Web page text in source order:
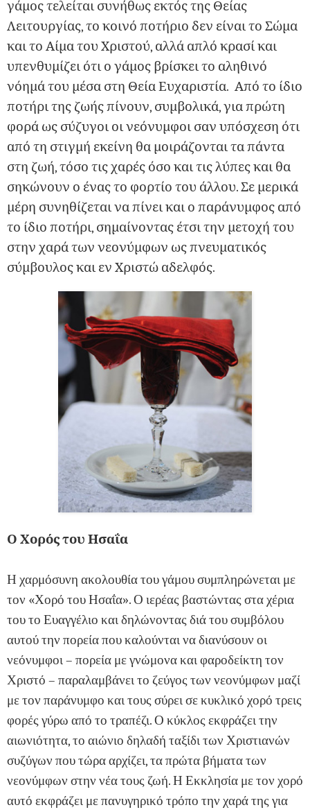
γάμος τελείται συνήθως εκτός της Θείας
Λειτουργίας, το κοινό ποτήριο δεν είναι το Σώμα
και το Αίμα του Χριστού, αλλά απλό κρασί και
υπενθυμίζει ότι ο γάμος βρίσκει το αληθινό
νόημά του μέσα στη Θεία Ευχαριστία. Από το ίδιο
ποτήρι της ζωής πίνουν, συμβολικά, για πρώτη
φορά ως σύζυγοι οι νεόνυμφοι σαν υπόσχεση ότι
από τη στιγμή εκείνη θα μοιράζονται τα πάντα
στη ζωή, τόσο τις χαρές όσο και τις λύπες και θα
σηκώνουν ο ένας το φορτίο του άλλου. Σε μερικά
μέρη συνηθίζεται να πίνει και ο παράνυμφος από
το ίδιο ποτήρι, σημαίνοντας έτσι την μετοχή του
στην χαρά των νεονύμφων ως πνευματικός
σύμβουλος και εν Χριστώ αδελφός.
Ο Χορός του Ησαΐα
Η χαρμόσυνη ακολουθία του γάμου συμπληρώνεται με
τον «Χορό του Ησαΐα». Ο ιερέας βαστώντας στα χέρια
του το Ευαγγέλιο και δηλώνοντας διά του συμβόλου
αυτού την πορεία που καλούνται να διανύσουν οι
νεόνυμφοι – πορεία με γνώμονα και φαροδείκτη τον
Χριστό – παραλαμβάνει το ζεύγος των νεονύμφων μαζί
με τον παράνυμφο και τους σύρει σε κυκλικό χορό τρεις
φορές γύρω από το τραπέζι. Ο κύκλος εκφράζει την
αιωνιότητα, το αιώνιο δηλαδή ταξίδι των Χριστιανών
συζύγων που τώρα αρχίζει, τα πρώτα βήματα των
νεονύμφων στην νέα τους ζωή. Η Εκκλησία με τον χορό
αυτό εκφράζει με πανυγηρικό τρόπο την χαρά της για